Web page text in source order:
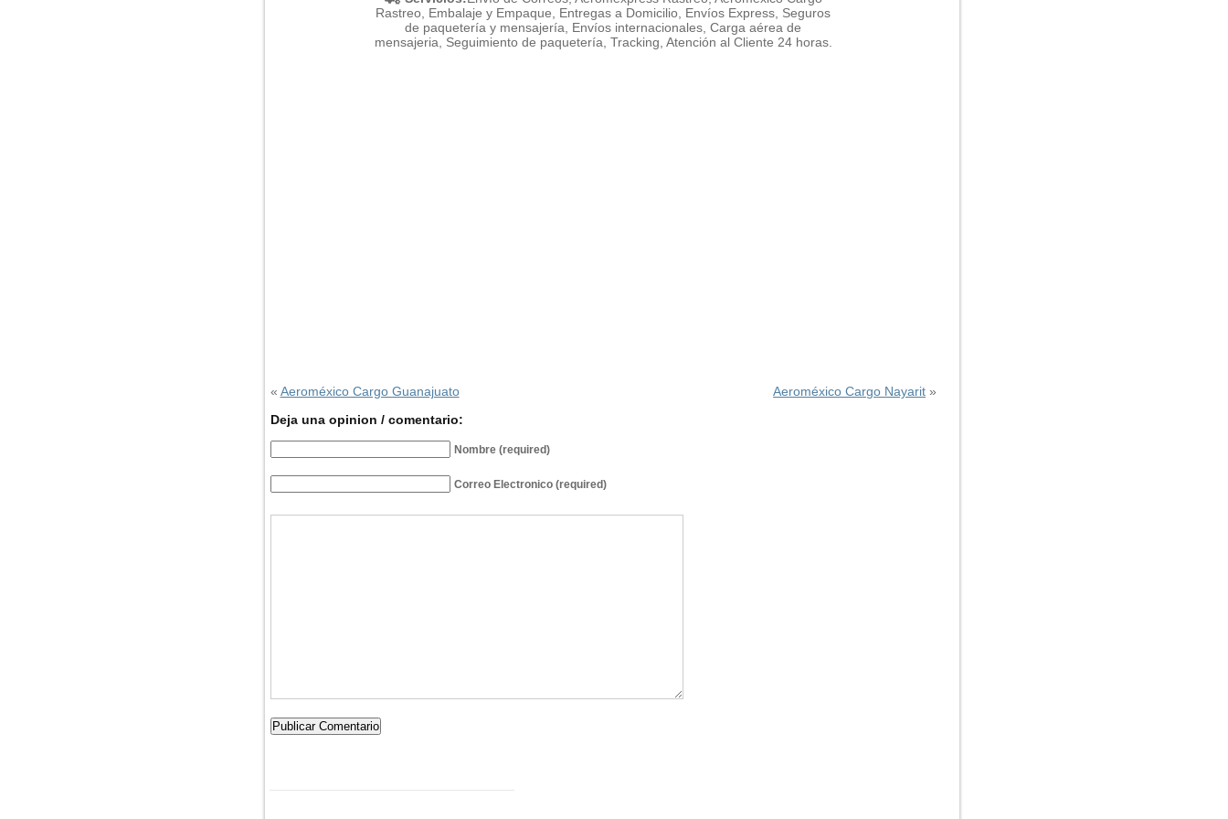
Rastreo, Embalaje y Empaque, Entregas a Domicilio, Envíos Express, Seguros
de paquetería y mensajería, Envíos internacionales, Carga aérea de
mensajeria, Seguimiento de paquetería, Tracking, Atención al Cliente 24 horas.
« Aeroméxico Cargo Guanajuato Aeroméxico Cargo Nayarit »
Deja una opinion / comentario:
Nombre (required)
Correo Electronico (required)